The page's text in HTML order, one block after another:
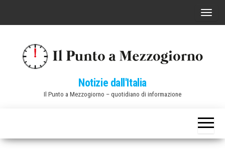
C
a
v
Notizie dall'Italia
Il Punto a Mezzogiorno – quotidiano di informazione